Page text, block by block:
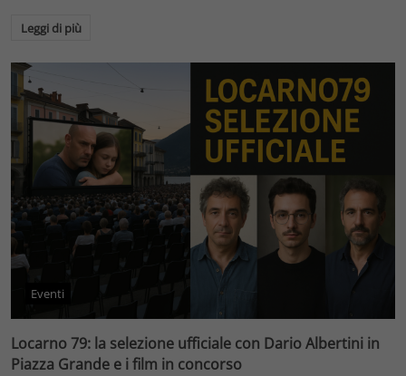
Leggi di più
Eventi
Locarno 79: la selezione ufficiale con Dario Albertini in
Piazza Grande e i film in concorso